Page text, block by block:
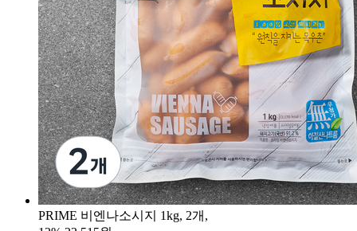
PRIME 비엔나소시지 1kg, 2개,